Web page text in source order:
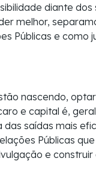
diante
melhor,
Públicas e
nascendo,
e capital é,
das saídas mais
Públicas
e